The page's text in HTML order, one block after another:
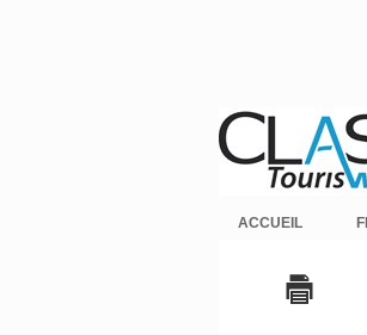
ACCUEIL